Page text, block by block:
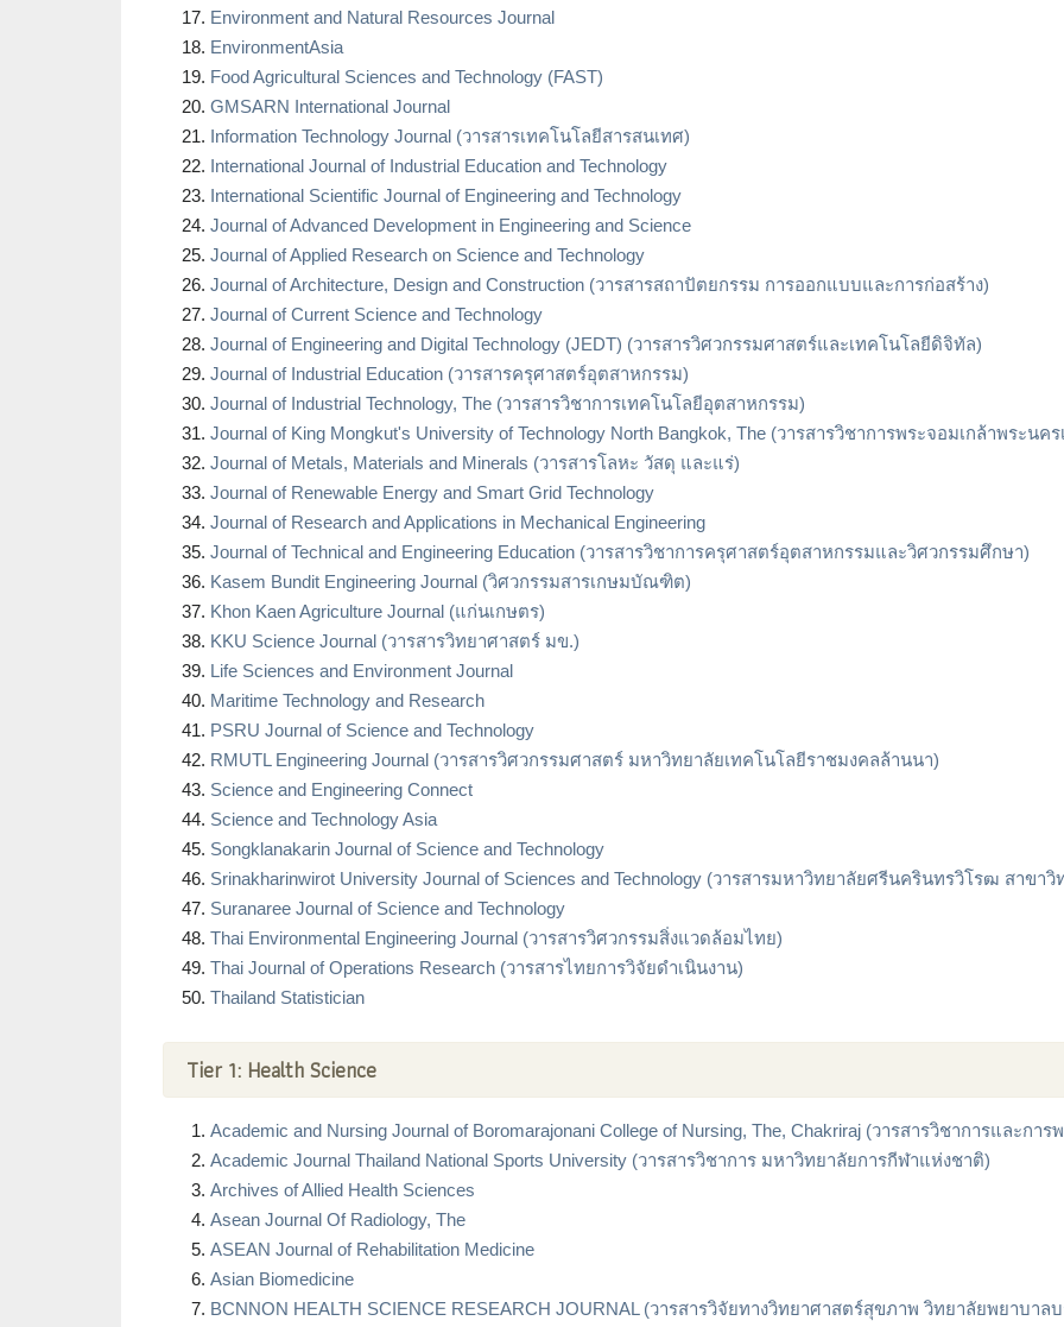
Environment and Natural Resources Journal
EnvironmentAsia
Food Agricultural Sciences and Technology (FAST)
GMSARN International Journal
Information Technology Journal (วารสารเทคโนโลยีสารสนเทศ)
International Journal of Industrial Education and Technology
International Scientific Journal of Engineering and Technology
Journal of Advanced Development in Engineering and Science
Journal of Applied Research on Science and Technology
Journal of Architecture, Design and Construction (วารสารสถาปัตยกรรม การออกแบบและการก่อสร้าง)
Journal of Current Science and Technology
Journal of Engineering and Digital Technology (JEDT) (วารสารวิศวกรรมศาสตร์และเทคโนโลยีดิจิทัล)
Journal of Industrial Education (วารสารครุศาสตร์อุตสาหกรรม)
Journal of Industrial Technology, The (วารสารวิชาการเทคโนโลยีอุตสาหกรรม)
Journal of King Mongkut's University of Technology North Bangkok, The (วารสารวิชาการพระจอมเกล้าพระนค
Journal of Metals, Materials and Minerals (วารสารโลหะ วัสดุ และแร่)
Journal of Renewable Energy and Smart Grid Technology
Journal of Research and Applications in Mechanical Engineering
Journal of Technical and Engineering Education (วารสารวิชาการครุศาสตร์อุตสาหกรรมและวิศวกรรมศึกษา)
Kasem Bundit Engineering Journal (วิศวกรรมสารเกษมบัณฑิต)
Khon Kaen Agriculture Journal (แก่นเกษตร)
KKU Science Journal (วารสารวิทยาศาสตร์ มข.)
Life Sciences and Environment Journal
Maritime Technology and Research
PSRU Journal of Science and Technology
RMUTL Engineering Journal (วารสารวิศวกรรมศาสตร์ มหาวิทยาลัยเทคโนโลยีราชมงคลล้านนา)
Science and Engineering Connect
Science and Technology Asia
Songklanakarin Journal of Science and Technology
Srinakharinwirot University Journal of Sciences and Technology (วารสารมหาวิทยาลัยศรีนครินทรวิโรฒ สาขา
Suranaree Journal of Science and Technology
Thai Environmental Engineering Journal (วารสารวิศวกรรมสิ่งแวดล้อมไทย)
Thai Journal of Operations Research (วารสารไทยการวิจัยดำเนินงาน)
Thailand Statistician
Tier 1: Health Science
Academic and Nursing Journal of Boromarajonani College of Nursing, The, Chakriraj (วารสารวิชาการและ
Academic Journal Thailand National Sports University (วารสารวิชาการ มหาวิทยาลัยการกีฬาแห่งชาติ)
Archives of Allied Health Sciences
Asean Journal Of Radiology, The
ASEAN Journal of Rehabilitation Medicine
Asian Biomedicine
BCNNON HEALTH SCIENCE RESEARCH JOURNAL (วารสารวิจัยทางวิทยาศาสตร์สุขภาพ วิทยาลัยพยาบา